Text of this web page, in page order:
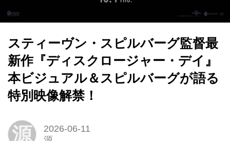
スティーヴン・スピルバーグ監督最
新作『ディスクロージャー・デイ』
本ビジュアル＆スピルバーグが語る
特別映像解禁！
源
2026-06-11